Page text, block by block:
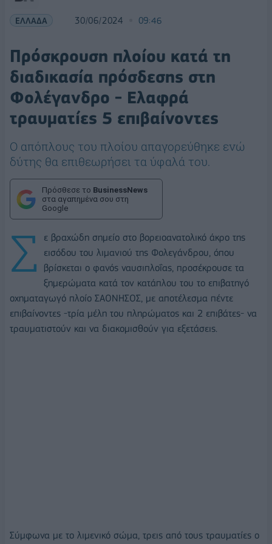
ΕΛΛΑΔΑ 30/06/2024 09:46
Πρόσκρουση πλοίου κατά τη
διαδικασία πρόσδεσης στη
Φολέγανδρο - Ελαφρά
τραυματίες 5 επιβαίνοντες
Ο απόπλους του πλοίου απαγορεύθηκε ενώ
δύτης θα επιθεωρήσει τα ύφαλά του.
Πρόσθεσε το BusinessNews
στα αγαπημένα σου στη
Google
Σ
ε βραχώδη σημείο στο βορειοανατολικό άκρο της
εισόδου του λιμανιού της Φολεγάνδρου, όπου
βρίσκεται ο φανός ναυσιπλοΐας, προσέκρουσε τα
ξημερώματα κατά τον κατάπλου του το επιβατηγό
οχηματαγωγό πλοίο ΣΑΟΝΗΣΟΣ, με αποτέλεσμα πέντε
επιβαίνοντες -τρία μέλη του πληρώματος και 2 επιβάτες- να
τραυματιστούν και να διακομισθούν για εξετάσεις.
Σύμφωνα με το λιμενικό σώμα, τρεις από τους τραυματίες ο